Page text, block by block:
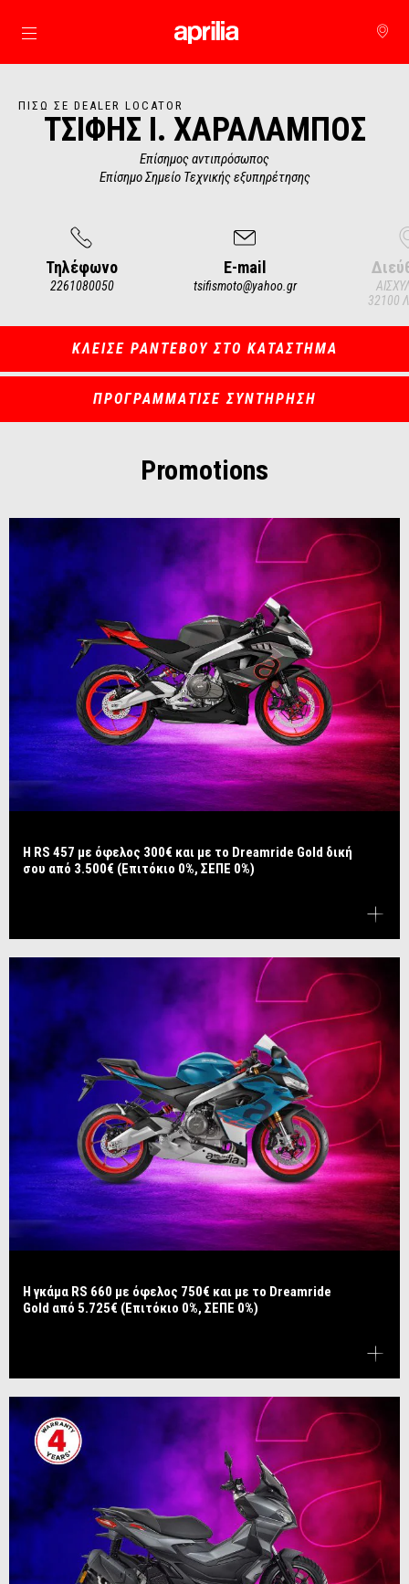
Μετάβαση στο κυρίως περιεχόμενο
ΠΊΣΩ ΣΕ DEALER LOCATOR
ΤΣΙΦΗΣ Ι. ΧΑΡΑΛΑΜΠΟΣ
Επίσημος αντιπρόσωπος
Επίσημο Σημείο Τεχνικής εξυπηρέτησης
Τηλέφωνο
2261080050
E-mail
tsifismoto@yahoo.gr
32100
of
ΚΛΕΙΣΕ ΡΑΝΤΕΒΟΥ ΣΤΟ ΚΑΤΑΣΤΗΜΑ
ΠΡΟΓΡΑΜΜΑΤΙΣΕ ΣΥΝΤΗΡΗΣΗ
Promotions
Η RS 457 με όφελος 300€ και με το Dreamride Gold δική
σου από 3.500€ (Επιτόκιο 0%, ΣΕΠΕ 0%)
Η γκάμα RS 660 με όφελος 750€ και με το Dreamride
Gold από 5.725€ (Επιτόκιο 0%, ΣΕΠΕ 0%)